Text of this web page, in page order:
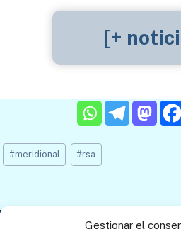
Gestionar el
[+
Etiquetas
de
#meridional #rsa